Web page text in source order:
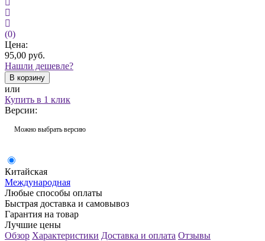
(0)
Цена:
95,00 руб.
Нашли дешевле?
В корзину
или
Купить в 1 клик
Версии:
Можно выбрать версию
Китайская
Международная
Любые способы оплаты
Быстрая доставка и самовывоз
Гарантия на товар
Лучшие цены
Обзор Характеристики Доставка и оплата Отзывы